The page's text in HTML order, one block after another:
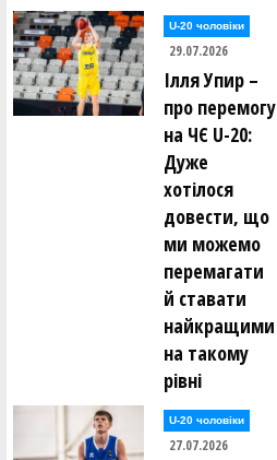
U-20 чоловіки
29.07.2026
Ілля Упир –
про перемогу
на ЧЄ U-20:
Дуже
хотілося
довести, що
ми можемо
перемагати
й ставати
найкращими
на такому
рівні
U-20 чоловіки
27.07.2026